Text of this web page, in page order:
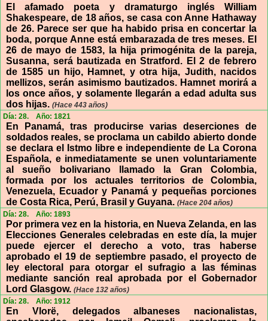
El afamado poeta y dramaturgo inglés William
Shakespeare, de 18 años, se casa con Anne Hathaway
de 26. Parece ser que ha habido prisa en concertar la
boda, porque Anne está embarazada de tres meses. El
26 de mayo de 1583, la hija primogénita de la pareja,
Susanna, será bautizada en Stratford. El 2 de febrero
de 1585 un hijo, Hamnet, y otra hija, Judith, nacidos
mellizos, serán asimismo bautizados. Hamnet morirá a
los once años, y solamente llegarán a edad adulta sus
dos hijas. (Hace 443 años)
Día: 28.
Año: 1821
En Panamá, tras producirse varias deserciones de
soldados reales, se proclama un cabildo abierto donde
se declara el Istmo libre e independiente de La Corona
Española, e inmediatamente se unen voluntariamente
al sueño bolivariano llamado la Gran Colombia,
formada por los actuales territorios de Colombia,
Venezuela, Ecuador y Panamá y pequeñas porciones
de Costa Rica, Perú, Brasil y Guyana. (Hace 204 años)
Día: 28.
Año: 1893
Por primera vez en la historia, en Nueva Zelanda, en las
Elecciones Generales celebradas en este día, la mujer
puede ejercer el derecho a voto, tras haberse
aprobado el 19 de septiembre pasado, el proyecto de
ley electoral para otorgar el sufragio a las féminas
mediante sanción real aprobada por el Gobernador
Lord Glasgow. (Hace 132 años)
Día: 28.
Año: 1912
En Vlorë, delegados albaneses nacionalistas,